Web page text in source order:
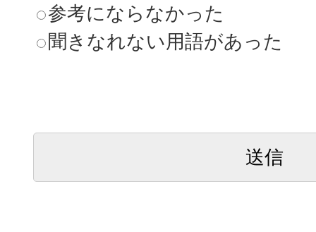
参考にならなかった
聞きなれない用語があった